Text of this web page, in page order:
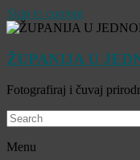
Skip to content
ŽUPANIJA U
Fotografiraj i čuvaj
Menu